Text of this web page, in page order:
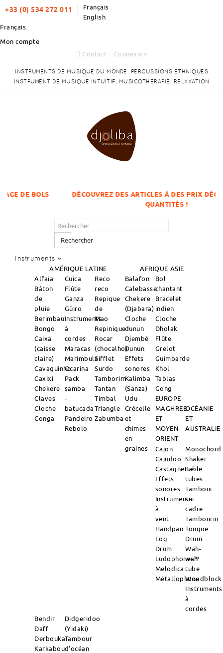
+33 (0) 534 272 011
Français
English
Français
Mon compte
Contact
Connexion
INSTRUMENTS DE MUSIQUE DU MONDE. PERCUSSIONS ETHNIQUES
INSTRUMENT DE MUSIQUE INTUITIF, MUSICOTHÉRAPIE, RELAXATION
DÉCOUVREZ DES ARTICLES À DES PRIX DÉGRESSIFS SUR
QUANTITÉS !
Rechercher
Instruments
AMÉRIQUE LATINE AFRIQUE ASIE
Alfaia
Bâton
de
pluie
Berimbau
Bongo
Caixa
(caisse
claire)
Cavaquinho
Caxixi
Chekere
Claves
Cloche
Conga
Cuica
Flûte
Ganza
Güiro
Instruments
à
cordes
Maracas
Marimbula
Ocarina
Pack
samba
-
batucada
Pandeiro
Rebolo
Reco
reco
Repique
de
Mao
Repinique
Rocar
(chocalho)
Sifflet
Surdo
Tamborim
Tantan
Timbal
Triangle
Zabumba
Balafon
Calebasse
Chekere
(Djabara)
Cloche
dunun
Djembé
Dunun
Effets
sonores
Kalimba
(Sanza)
Udu
Crécelle
et
chimes
en
graines
Bol
chantant
Bracelet
indien
Cloche
Dholak
Flûte
Grelot
Guimbarde
Khol
Tablas
Gong
EUROPE
MAGHREB
ET
MOYEN-
ORIENT
OCÉANIE
ET
AUSTRALIE
Cajon
Cajudoo
Castagnette
Effets
sonores
Instruments
à
vent
Handpan
Log
Drum
Ludophones™
Melodica
Métallophone
Monochord
Shaker
Table
tubes
Tambour
sur
cadre
Tambourin
Tongue
Drum
Wah-
wah
tube
Woodblock
Instruments
à
cordes
Bendir
Daff
Derbouka
Karkabou
Didgeridoo
(Yidaki)
Tambour
d'océan